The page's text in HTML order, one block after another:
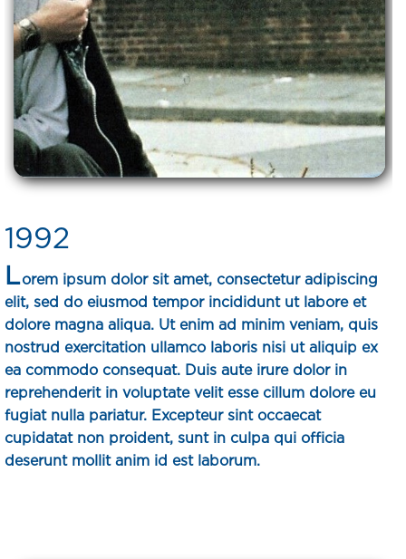
1992
Lorem ipsum dolor sit amet, consectetur adipiscing
elit, sed do eiusmod tempor incididunt ut labore et
dolore magna aliqua. Ut enim ad minim veniam, quis
nostrud exercitation ullamco laboris nisi ut aliquip ex
ea commodo consequat. Duis aute irure dolor in
reprehenderit in voluptate velit esse cillum dolore eu
fugiat nulla pariatur. Excepteur sint occaecat
cupidatat non proident, sunt in culpa qui officia
deserunt mollit anim id est laborum.